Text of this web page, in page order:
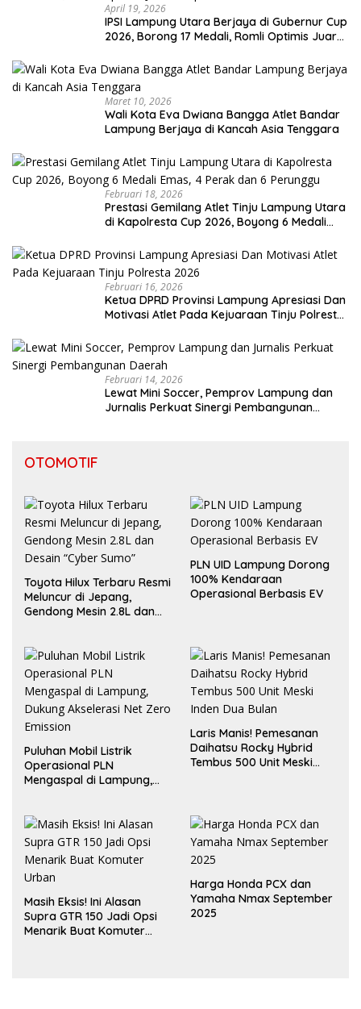
April 19, 2026
IPSI Lampung Utara Berjaya di Gubernur Cup
2026, Borong 17 Medali, Romli Optimis Juara
Maret 10, 2026
Wali Kota Eva Dwiana Bangga Atlet Bandar
Lampung Berjaya di Kancah Asia Tenggara
Februari 18, 2026
Prestasi Gemilang Atlet Tinju Lampung Utara
di Kapolresta Cup 2026, Boyong 6 Medali
Februari 16, 2026
Ketua DPRD Provinsi Lampung Apresiasi Dan
Motivasi Atlet Pada Kejuaraan Tinju Polresta
Februari 14, 2026
Lewat Mini Soccer, Pemprov Lampung dan
Jurnalis Perkuat Sinergi Pembangunan
OTOMOTIF
Toyota Hilux Terbaru Resmi
Meluncur di Jepang,
Gendong Mesin 2.8L dan
PLN UID Lampung Dorong
100% Kendaraan
Operasional Berbasis EV
Puluhan Mobil Listrik
Operasional PLN
Mengaspal di Lampung,
Laris Manis! Pemesanan
Daihatsu Rocky Hybrid
Tembus 500 Unit Meski
Masih Eksis! Ini Alasan
Supra GTR 150 Jadi Opsi
Menarik Buat Komuter
Harga Honda PCX dan
Yamaha Nmax September
2025